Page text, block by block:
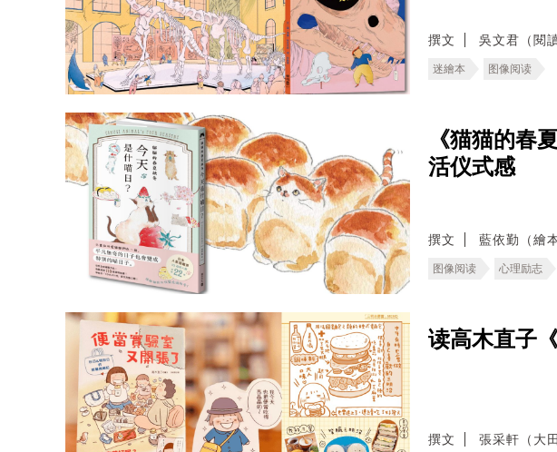
撰文 吳文君（閱
迷繪本 图像阅读
《猫猫的春
活仪式感
撰文 藍依勤（繪
图像阅读 心理励志
读高木直子
撰文 張采軒（大